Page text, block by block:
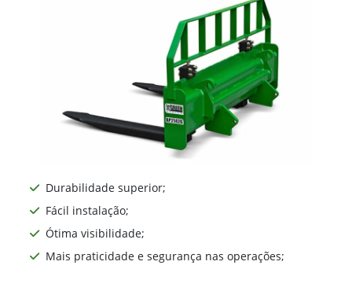
Durabilidade superior;
Fácil instalação;
Ótima visibilidade;
Mais praticidade e segurança nas operações;